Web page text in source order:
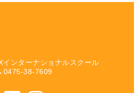
インターナショナルスクール
0475-38-7609